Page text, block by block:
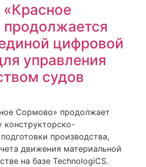
цифровой
управления
судов
Сормово» продолжает
конструкторско-
производства,
движения материальной
на базе TechnologiCS.